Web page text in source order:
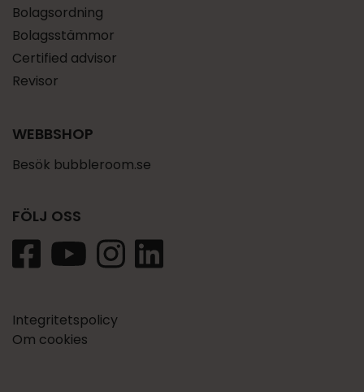
Bolagsordning
Bolagsstämmor
Certified advisor
Revisor
WEBBSHOP
Besök bubbleroom.se
FÖLJ OSS
Integritetspolicy
Om cookies